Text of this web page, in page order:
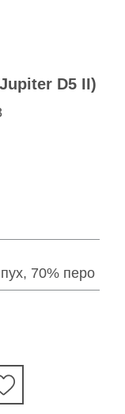
D5 II)
70% перо